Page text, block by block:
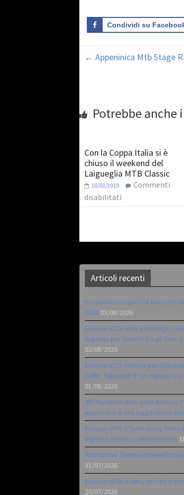
Condividi su
← Appeninica Mtb Stage
Potrebbe anche
Con la Coppa Italia si è
chiuso il weekend del
Laigueglia MTB Classic
10/03/2019
Commenti
disabilitati
Articoli recenti
Procedono i lavori sul tracciato
2026 03/08/2026
Europei XCO: titoli a Aldridge,
Argento per Zanotti tra gli Elite.
02/08/2026
Europei XCO: vittorie per
Gallis. Signorelli 5^ la migliore tra
01/08/2026
35ª Marathon Bike della Brianza:
agonistica di una leggendaria
Europei MTB: il Team Relay firma
argento azzurro a Monteceneri
Attenzione: Samara Maxwell sta
31/07/2026
Europei MTB: a Juri Zanotti
30/07/2026